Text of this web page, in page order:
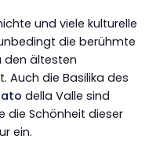
und viele kulturelle
die berühmte
den ältesten
Auch die Basilika des
della Valle sind
die Schönheit dieser
ein.